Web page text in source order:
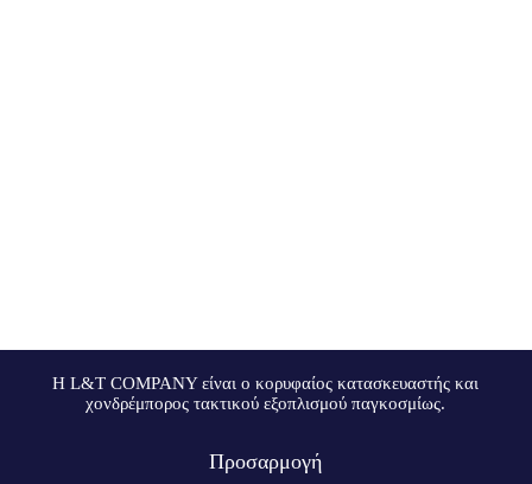
Η L&T COMPANY είναι ο κορυφαίος κατασκευαστής και
χονδρέμπορος τακτικού εξοπλισμού παγκοσμίως.
Προσαρμογή